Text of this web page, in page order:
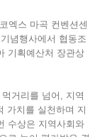
엑스 마곡 컨벤션센
기념행사에서 협동조
기획예산처 장관상
거리를 넘어, 지역
가치를 실천하며 지
수상은 지역사회와